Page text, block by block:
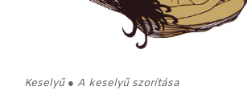
Keselyű ● A keselyű szorítása